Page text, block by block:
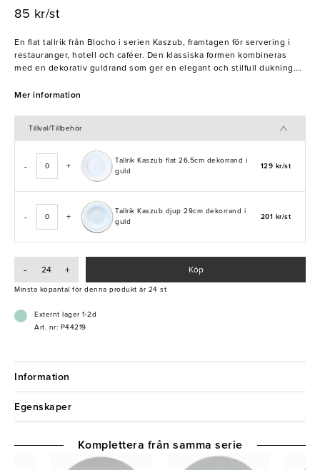
85 kr/st
En flat tallrik från Blocho i serien Kaszub, framtagen för servering i
restauranger, hotell och caféer. Den klassiska formen kombineras
med en dekorativ guldrand som ger en elegant och stilfull dukning.
mindre rätter och desserter.
- Flat modell för förrätter och mindre rätter
Mer information
Tillval/Tillbehör
- +
Tallrik Kaszub flat 26,5cm dekorrand i
guld
129 kr/st
- +
Tallrik Kaszub djup 29cm dekorrand i
guld
201 kr/st
- + Köp
Minsta köpantal för denna produkt är 24 st
Externt lager 1-2d
Art. nr: P44219
Information
Egenskaper
Komplettera från samma serie